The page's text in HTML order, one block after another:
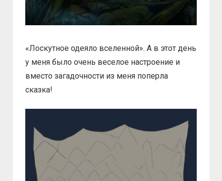
«Лоскутное одеяло вселенной». А в этот день
у меня было очень веселое настроение и
вместо загадочности из меня поперла
сказка!